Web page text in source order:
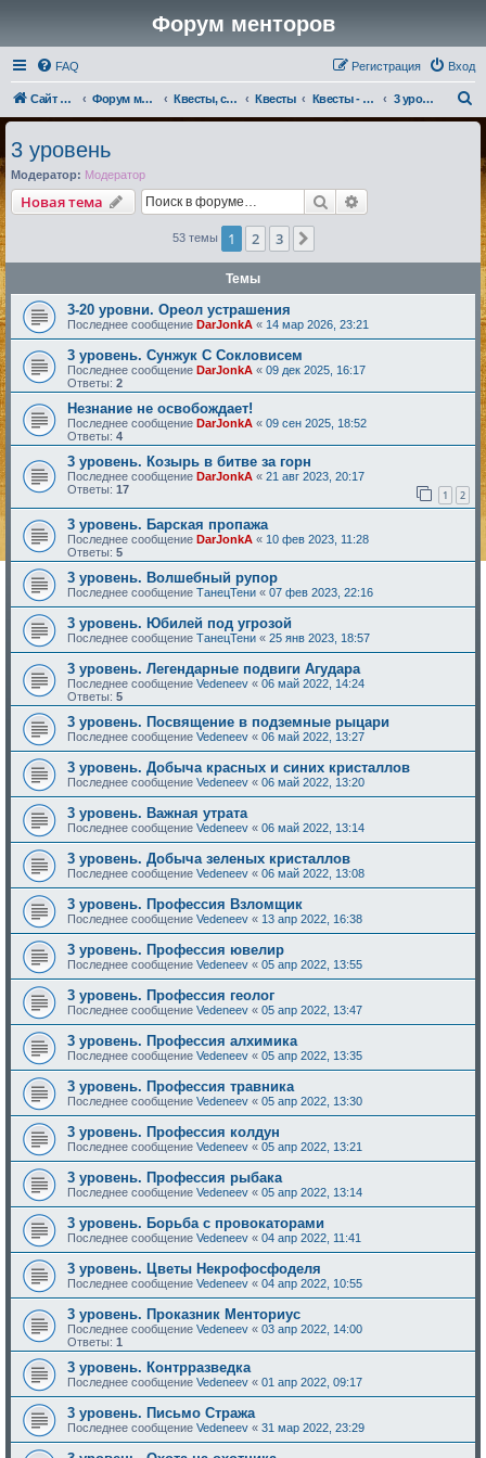
Форум менторов
FAQ Вход
Регистрация
Сайт менторов Форум менторов Квесты, события, репутации Квесты Квесты - Магмары 3 уровень
о
3 уровень
Модератор: Модератор
Новая тема Поиск Расширенный
53 темы 1 2 3
Темы
3-20 уровни. Ореол устрашения
Последнее сообщение DarJonkA « 14 мар 2026, 23:21
3 уровень. Сунжук С Сокловисем
Последнее сообщение DarJonkA « 09 дек 2025, 16:17
Ответы: 2
Незнание не освобождает!
Последнее сообщение DarJonkA « 09 сен 2025, 18:52
Ответы: 4
3 уровень. Козырь в битве за горн
Последнее сообщение DarJonkA « 21 авг 2023, 20:17
Ответы: 17 1 2
3 уровень. Барская пропажа
Последнее сообщение DarJonkA « 10 фев 2023, 11:28
Ответы: 5
3 уровень. Волшебный рупор
Последнее сообщение ТанецТени « 07 фев 2023, 22:16
3 уровень. Юбилей под угрозой
Последнее сообщение ТанецТени « 25 янв 2023, 18:57
3 уровень. Легендарные подвиги Агудара
Последнее сообщение Vedeneev « 06 май 2022, 14:24
Ответы: 5
3 уровень. Посвящение в подземные рыцари
Последнее сообщение Vedeneev « 06 май 2022, 13:27
3 уровень. Добыча красных и синих кристаллов
Последнее сообщение Vedeneev « 06 май 2022, 13:20
3 уровень. Важная утрата
Последнее сообщение Vedeneev « 06 май 2022, 13:14
3 уровень. Добыча зеленых кристаллов
Последнее сообщение Vedeneev « 06 май 2022, 13:08
3 уровень. Профессия Взломщик
Последнее сообщение Vedeneev « 13 апр 2022, 16:38
3 уровень. Профессия ювелир
Последнее сообщение Vedeneev « 05 апр 2022, 13:55
3 уровень. Профессия геолог
Последнее сообщение Vedeneev « 05 апр 2022, 13:47
3 уровень. Профессия алхимика
Последнее сообщение Vedeneev « 05 апр 2022, 13:35
3 уровень. Профессия травника
Последнее сообщение Vedeneev « 05 апр 2022, 13:30
3 уровень. Профессия колдун
Последнее сообщение Vedeneev « 05 апр 2022, 13:21
3 уровень. Профессия рыбака
Последнее сообщение Vedeneev « 05 апр 2022, 13:14
3 уровень. Борьба с провокаторами
Последнее сообщение Vedeneev « 04 апр 2022, 11:41
3 уровень. Цветы Некрофосфоделя
Последнее сообщение Vedeneev « 04 апр 2022, 10:55
3 уровень. Проказник Менториус
Последнее сообщение Vedeneev « 03 апр 2022, 14:00
Ответы: 1
3 уровень. Контрразведка
Последнее сообщение Vedeneev « 01 апр 2022, 09:17
3 уровень. Письмо Стража
Последнее сообщение Vedeneev « 31 мар 2022, 23:29